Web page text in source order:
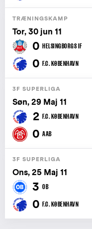
TRÆNINGSKAMP
Tor, 30 jun 11
0 HELSINGBORGS IF
0 F.C. KØBENHAVN
3F SUPERLIGA
Søn, 29 Maj 11
2 F.C. KØBENHAVN
0 AAB
3F SUPERLIGA
Ons, 25 Maj 11
3 OB
0 F.C. KØBENHAVN